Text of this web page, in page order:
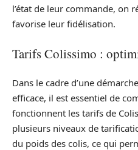
l’état de leur commande, on
favorise leur fidélisation.
Tarifs Colissimo :
Dans le cadre d’une
efficace, il est essentiel de
fonctionnent les tarifs de
plusieurs niveaux de
du poids des colis, ce qui